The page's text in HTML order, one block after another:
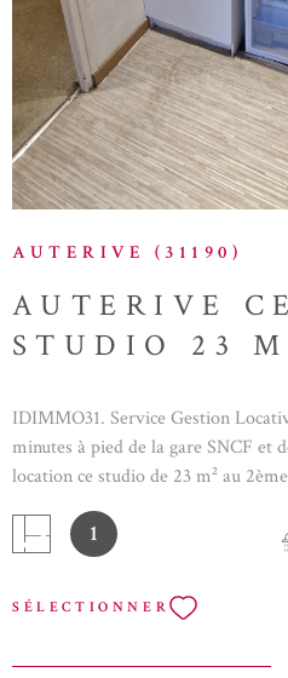
AUTERIVE (31190)
AUTERIVE
STUDIO 23
IDIMMO31. Service Gestion
minutes à pied de la gare SNCF et
location ce studio de 23 m² au
Kitchenette et salle d'eau avec une
RAPIDEMENT!
1
SÉLECTIONNER